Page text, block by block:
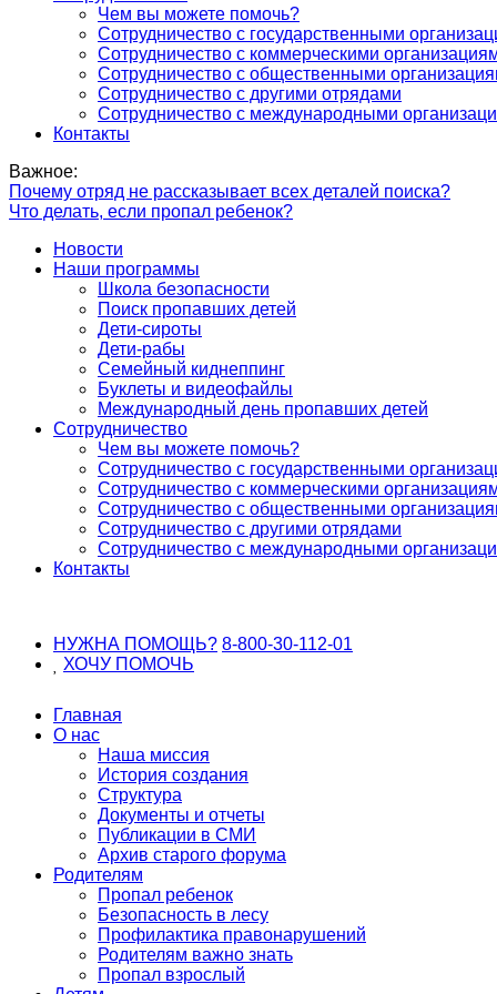
Чем вы можете помочь?
Сотрудничество с государственными
Сотрудничество с коммерческими
Сотрудничество с общественными
Сотрудничество с другими отрядами
Сотрудничество с международными
Контакты
Важное:
Почему отряд не рассказывает всех деталей поиска?
Что делать, если пропал ребенок?
Новости
Наши программы
Школа безопасности
Поиск пропавших детей
Дети-сироты
Дети-рабы
Семейный киднеппинг
Буклеты и видеофайлы
Международный день пропавших детей
Сотрудничество
Чем вы можете помочь?
Сотрудничество с государственными
Сотрудничество с коммерческими
Сотрудничество с общественными
Сотрудничество с другими отрядами
Сотрудничество с международными
Контакты
НУЖНА ПОМОЩЬ? 8-800-30-112-01
ХОЧУ ПОМОЧЬ
Главная
О нас
Наша миссия
История создания
Структура
Документы и отчеты
Публикации в СМИ
Архив старого форума
Родителям
Пропал ребенок
Безопасность в лесу
Профилактика правонарушений
Родителям важно знать
Пропал взрослый